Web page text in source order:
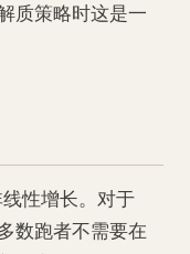
质策略时这是一
性增长。对于
数跑者不需要在